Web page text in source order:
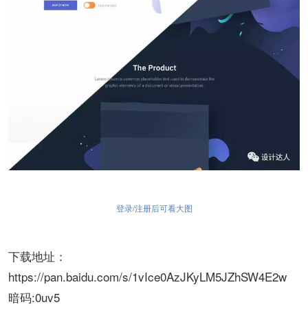
登录/注册后可看大图
下载地址：
https://pan.baidu.com/s/1vIce0AzJKyLM5JZhSW4E2w
暗码:0uv5